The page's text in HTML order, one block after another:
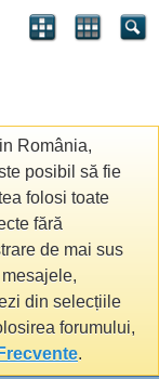
România,
posibil să fie
folosi toate
fără
de mai sus
din selecțiile
forumului,
.